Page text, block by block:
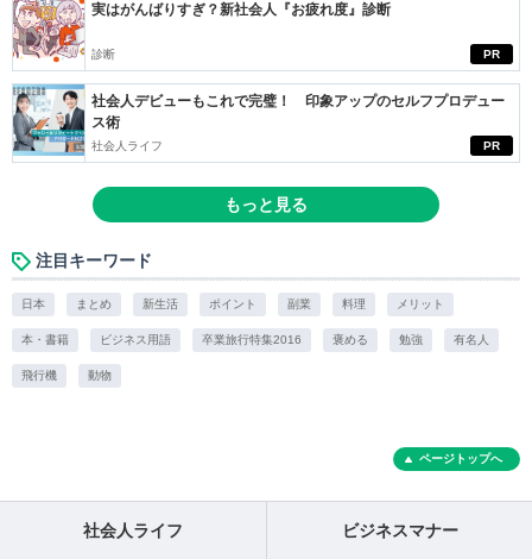
PR
実はがんばりすぎ？新社会人『お疲れ度』診断
診断
PR
社会人デビューもこれで完璧！ 印象アップのセルフプロデュー
ス術
社会人ライフ
もっと見る
注目キーワード
日本 まとめ 新生活 ポイント 副業 料理 メリット
本・書籍 ビジネス用語 卒業旅行特集2016 褒める 勉強 有名人
飛行機 動物
ページトップへ
社会人ライフ ビジネスマナー